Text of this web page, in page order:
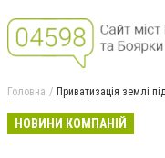
Головна Приватизація землі
НОВИНИ КОМПАНІЙ